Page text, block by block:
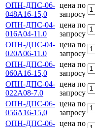
ОПН-ДПС-06-
048А16-15,0
цена по
запросу
ОПН-ДПС-04-
016А04-11.0
цена по
запросу
ОПН-ДПС-04-
020А06-11.0
цена по
запросу
ОПН-ДПС-06-
060А16-15,0
цена по
запросу
ОПН-ДПС-04-
022А08-7.0
цена по
запросу
ОПН-ДПС-06-
056А16-15,0
цена по
запросу
ОПН-ДПС-06- цена по